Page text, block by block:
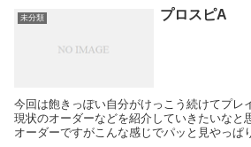
未分類 プロスピA
今回は飽きっぽい自分がけっこう続けてプレ
現状のオーダーなどを紹介していきたいなと
オーダーですがこんな感じでパッと見やっぱ